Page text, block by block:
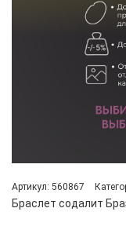
Артикул: 560867
Браслет содалит